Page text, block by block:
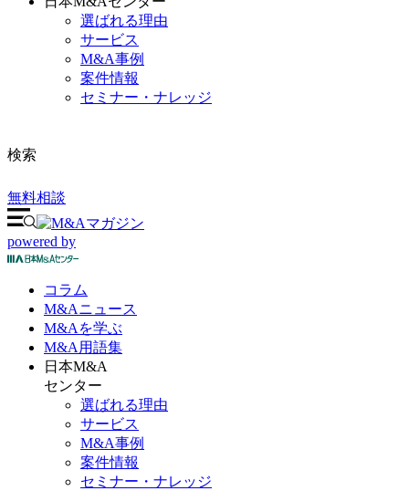
選ばれる理由
サービス
M&A事例
案件情報
セミナー・ナレッジ
検索
無料相談
powered by
コラム
M&Aニュース
M&Aを学ぶ
M&A 用語集
日本M&A
センター
選ばれる理由
サービス
M&A事例
案件情報
セミナー・ナレッジ